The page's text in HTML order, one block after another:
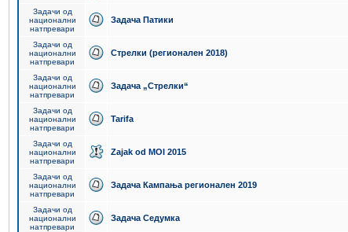
Задачи од
национални
натпревари
Задача Патики
Задачи од
национални
натпревари
Стрелки (регионален 2018)
Задачи од
национални
натпревари
Задача „Стрелки“
Задачи од
национални
натпревари
Tarifa
Задачи од
национални
натпревари
Zajak od MOI 2015
Задачи од
национални
натпревари
Задача Кампања регионален 2019
Задачи од
национални
натпревари
Задача Седумка